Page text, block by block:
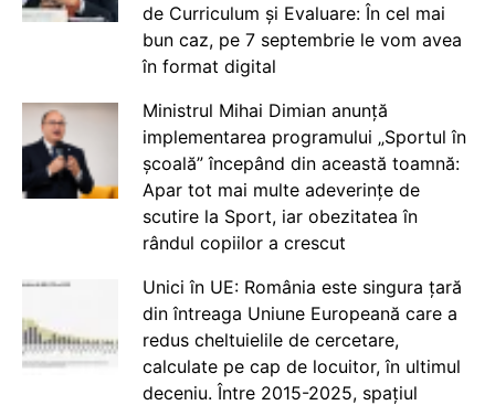
de Curriculum și Evaluare: În cel mai
bun caz, pe 7 septembrie le vom avea
în format digital
Ministrul Mihai Dimian anunță
implementarea programului „Sportul în
școală” începând din această toamnă:
Apar tot mai multe adeverințe de
scutire la Sport, iar obezitatea în
rândul copiilor a crescut
Unici în UE: România este singura țară
din întreaga Uniune Europeană care a
redus cheltuielile de cercetare,
calculate pe cap de locuitor, în ultimul
deceniu. Între 2015-2025, spațiul